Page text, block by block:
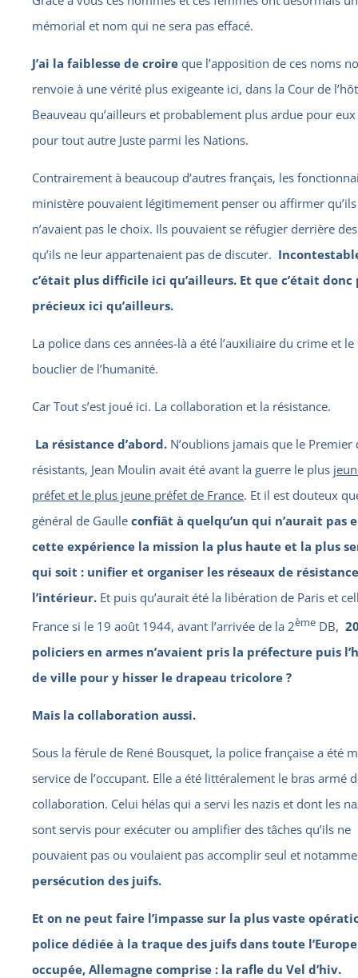
mémorial et nom qui ne sera pas effacé.
J’ai la faiblesse de croire que l’apposition de ces noms
renvoie à une vérité plus exigeante ici, dans la Cour de
Beauveau qu’ailleurs et probablement plus ardue pour
pour tout autre Juste parmi les Nations.
Contrairement à beaucoup d’autres français, les
ministère pouvaient légitimement penser ou affirmer qu’ils
n’avaient pas le choix. Ils pouvaient se réfugier derrière
qu’ils ne leur appartenaient pas de discuter.
c’était plus difficile ici qu’ailleurs. Et que c’était donc
précieux ici qu’ailleurs.
La police dans ces années-là a été l’auxiliaire du crime et le
bouclier de l’humanité.
Car Tout s’est joué ici. La collaboration et la résistance.
La résistance d’abord. N’oublions jamais que le Premier
résistants, Jean Moulin avait été avant la guerre le plus
préfet et le plus jeune préfet de France. Et il est douteux
général de Gaulle confiât à quelqu’un qui n’aurait pas
cette expérience la mission la plus haute et la plus
qui soit : unifier et organiser les réseaux de
l’intérieur. Et puis qu’aurait été la libération de Paris et
France si le 19 août 1944, avant l’arrivée de la 2ème DB,
policiers en armes n’avaient pris la préfecture puis
de ville pour y hisser le drapeau tricolore ?
Mais la collaboration aussi.
Sous la férule de René Bousquet, la police française a été
service de l’occupant. Elle a été littéralement le bras armé
collaboration. Celui hélas qui a servi les nazis et dont les
sont servis pour exécuter ou amplifier des tâches qu’ils ne
pouvaient pas ou voulaient pas accomplir seul et
persécution des juifs.
Et on ne peut faire l’impasse sur la plus vaste
police dédiée à la traque des juifs dans toute l’Europe
occupée, Allemagne comprise : la rafle du Vel d’hiv.